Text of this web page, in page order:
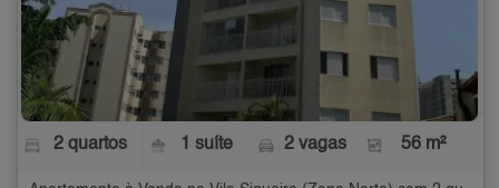
2 quartos 1 suíte 2 vagas 56 m²